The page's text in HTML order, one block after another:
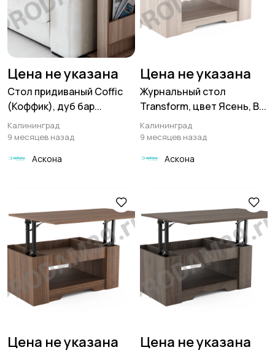
Цена не указана
Стол придиваный Coffic
(Коффик), дуб бар...
Калининград
9 месяцев назад
Аскона
Цена не указана
Журнальный стол
Transform, цвет Ясень, В...
Калининград
9 месяцев назад
Аскона
Цена не указана Цена не указана